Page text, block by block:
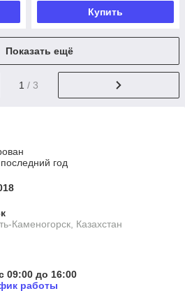
Купить
Показать ещё
1 / 3
год
Каменогорск, Казахстан
09:00 до 16:00
работы